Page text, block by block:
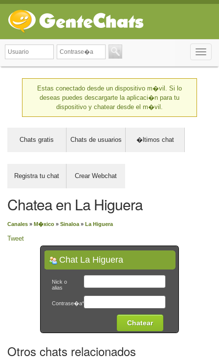
Toggle
Estas conectado desde un dispositivo m�vil. Si lo
deseas puedes descargarte la aplicaci�n para tu
dispositivo y chatear desde el m�vil.
Chats gratis Chats de usuarios �ltimos chat
Registra tu chat Crear Webchat
Chatea en La Higuera
Canales » M�xico » Sinaloa » La Higuera
Tweet
Chat La Higuera
Nick o
alias
Contrase�a*
Otros chats relacionados